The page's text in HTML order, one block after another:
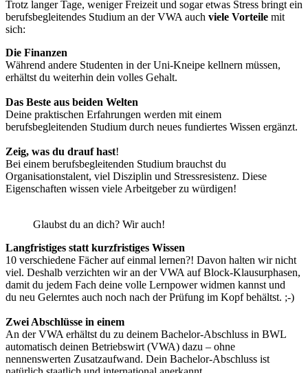
Trotz langer Tage, weniger Freizeit und sogar etwas Stress bringt ein
berufsbegleitendes Studium an der VWA auch viele Vorteile mit
sich:
Die Finanzen
Während andere Studenten in der Uni-Kneipe kellnern müssen,
erhältst du weiterhin dein volles Gehalt.
Das Beste aus beiden Welten
Deine praktischen Erfahrungen werden mit einem
berufsbegleitenden Studium durch neues fundiertes Wissen ergänzt.
Zeig, was du drauf hast!
Bei einem berufsbegleitenden Studium brauchst du
Organisationstalent, viel Disziplin und Stressresistenz. Diese
Eigenschaften wissen viele Arbeitgeber zu würdigen!
Glaubst du an dich? Wir auch!
Langfristiges statt kurzfristiges Wissen
10 verschiedene Fächer auf einmal lernen?! Davon halten wir nicht
viel. Deshalb verzichten wir an der VWA auf Block-Klausurphasen,
damit du jedem Fach deine volle Lernpower widmen kannst und
du neu Gelerntes auch noch nach der Prüfung im Kopf behältst. ;-)
Zwei Abschlüsse in einem
An der VWA erhältst du zu deinem Bachelor-Abschluss in BWL
automatisch deinen Betriebswirt (VWA) dazu – ohne
nennenswerten Zusatzaufwand. Dein Bachelor-Abschluss ist